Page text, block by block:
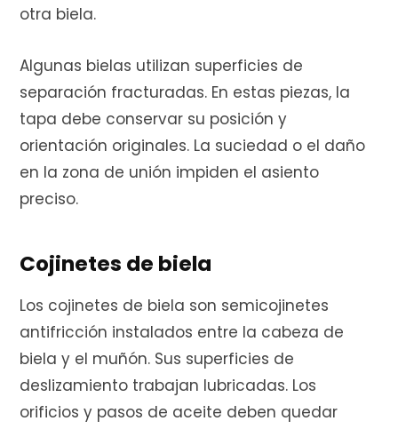
otra biela.
Algunas bielas utilizan superficies de
separación fracturadas. En estas piezas, la
tapa debe conservar su posición y
orientación originales. La suciedad o el daño
en la zona de unión impiden el asiento
preciso.
Cojinetes de biela
Los cojinetes de biela son semicojinetes
antifricción instalados entre la cabeza de
biela y el muñón. Sus superficies de
deslizamiento trabajan lubricadas. Los
orificios y pasos de aceite deben quedar